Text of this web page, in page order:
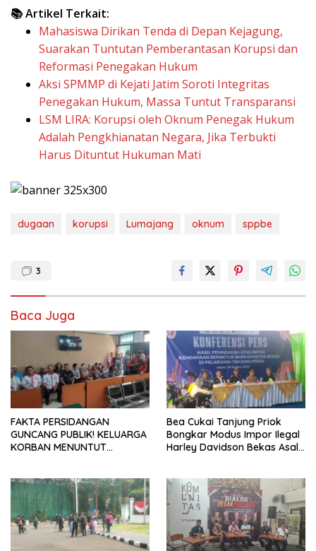
📚 Artikel Terkait:
Mahasiswa Dirikan Tenda di Depan Kejagung,
Suarakan Tuntutan Pemberantasan Korupsi dan
Reformasi Penegakan Hukum
Aksi SPMMP di Kejati Jatim Soroti Integritas
Penegakan Hukum, Massa Tuntut Transparansi
LSM LIRA: Korupsi oleh Oknum Penegak Hukum
Adalah Pengkhianatan Negara, Jika Terbukti
Harus Dituntut Hukuman Mati
dugaan korupsi Lumajang oknum sppbe
3
Baca Juga
FAKTA PERSIDANGAN
GUNCANG PUBLIK! KELUARGA
KORBAN MENUNTUT
Bea Cukai Tanjung Priok
Bongkar Modus Impor Ilegal
Harley Davidson Bekas Asal